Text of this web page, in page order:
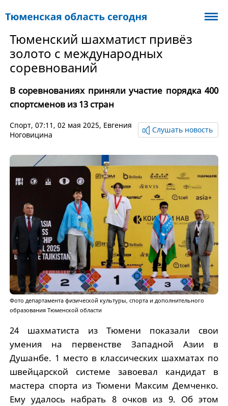
Тюменский шахматист привёз
золото с международных
соревнований
В соревнованиях приняли участие порядка 400
спортсменов из 13 стран
Спорт, 07:11, 02 мая 2025, Евгения
Ноговицина
Слушать новость
Фото департамента физической культуры, спорта и дополнительного
образования Тюменской области
24 шахматиста из Тюмени показали свои
умения на первенстве Западной Азии в
Душанбе. 1 место в классических шахматах по
швейцарской системе завоевал кандидат в
мастера спорта из Тюмени Максим Демченко.
Ему удалось набрать 8 очков из 9. Об этом